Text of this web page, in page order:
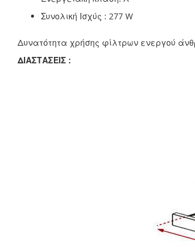
Συνολική Ισχύς : 277 W
Δυνατότητα χρήσης φίλτρων ενεργού
ΔΙΑΣΤΑΣΕΙΣ :